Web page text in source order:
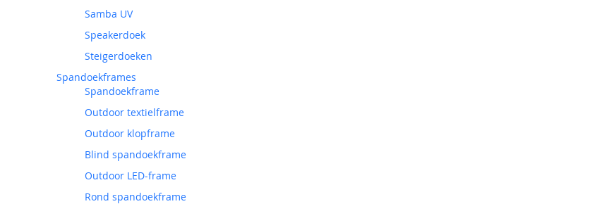
Samba UV
Speakerdoek
Steigerdoeken
Spandoekframes
Spandoekframe
Outdoor textielframe
Outdoor klopframe
Blind spandoekframe
Outdoor LED-frame
Rond spandoekframe